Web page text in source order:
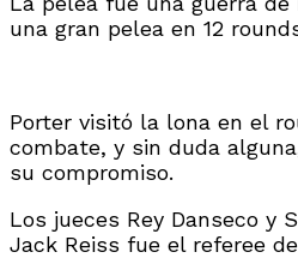
una gran pelea en 12
Porter visitó la lona en el
combate, y sin duda
su compromiso.
Los jueces Rey Danseco y
Jack Reiss fue el referee